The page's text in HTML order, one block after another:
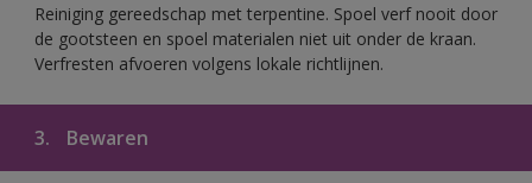
Reiniging gereedschap met terpentine. Spoel verf nooit door
de gootsteen en spoel materialen niet uit onder de kraan.
Verfresten afvoeren volgens lokale richtlijnen.
3. Bewaren